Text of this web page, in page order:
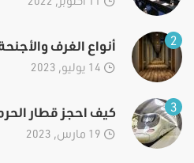
2 أنواع الغرف
3 كيف احجز قطار